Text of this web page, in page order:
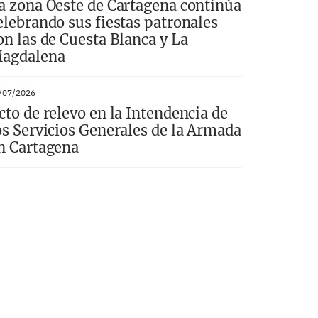
zona Oeste de Cartagena continúa
sus fiestas patronales
las de Cuesta Blanca y La
07/2026
de relevo en la Intendencia de
Servicios Generales de la Armada
Cartagena